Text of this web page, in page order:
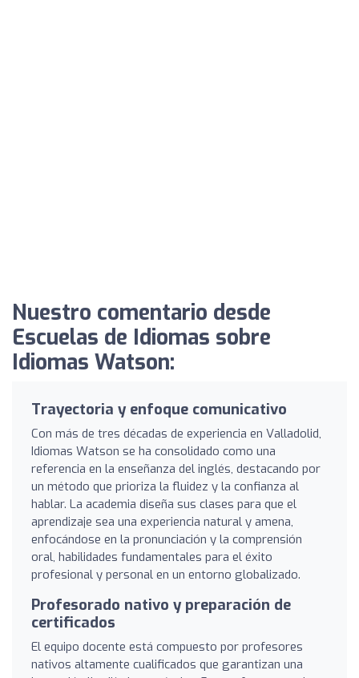
Nuestro comentario desde
Escuelas de Idiomas sobre
Idiomas Watson:
Trayectoria y enfoque comunicativo
Con más de tres décadas de experiencia en Valladolid,
Idiomas Watson se ha consolidado como una
referencia en la enseñanza del inglés, destacando por
un método que prioriza la fluidez y la confianza al
hablar. La academia diseña sus clases para que el
aprendizaje sea una experiencia natural y amena,
enfocándose en la pronunciación y la comprensión
oral, habilidades fundamentales para el éxito
profesional y personal en un entorno globalizado.
Profesorado nativo y preparación de
certificados
El equipo docente está compuesto por profesores
nativos altamente cualificados que garantizan una